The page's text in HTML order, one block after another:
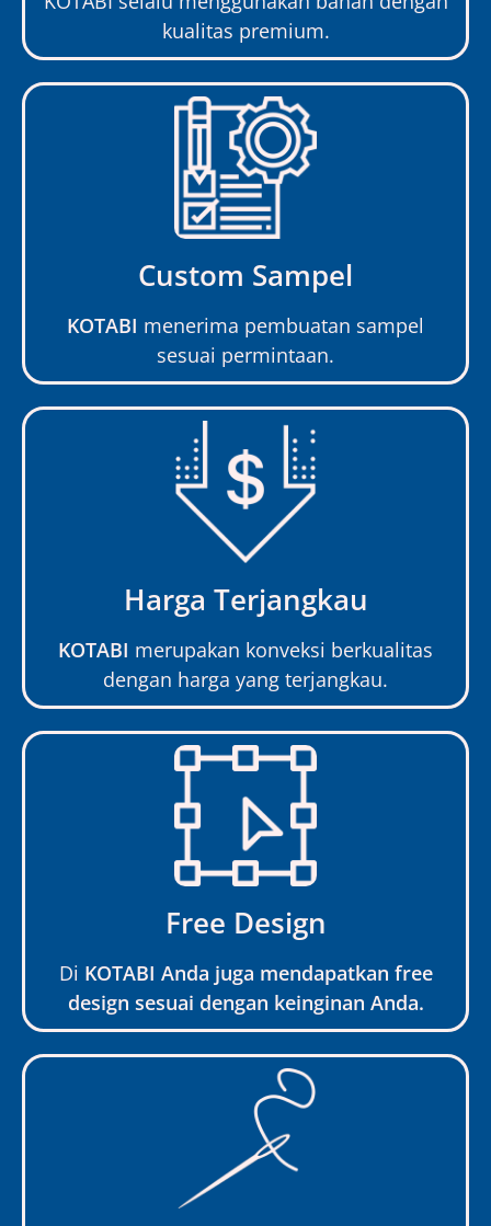
kualitas premium.
Custom Sampel
KOTABI menerima pembuatan sampel
sesuai permintaan.
Harga Terjangkau
KOTABI merupakan konveksi berkualitas
dengan harga yang terjangkau.
Free Design
Di KOTABI Anda juga mendapatkan free
design sesuai dengan keinginan Anda.